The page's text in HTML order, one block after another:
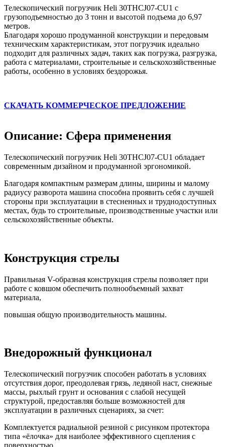
Телескопический погрузчик Heli 30THCJ07-CU1 с
грузоподъемностью до 3 тонн и высотой подъема до 6,97
метров.
Благодаря хорошо продуманной конструкции и передовым
техническим характеристикам, этот погрузчик идеально
подходит для различных задач, таких как погрузка, разгрузка,
работа с материалами, строительные и сельскохозяйственные
работы, особенно в условиях бездорожья.
СКАЧАТЬ КОММЕРЧЕСКОЕ ПРЕДЛОЖЕНИЕ
Описание: Сфера применения
Телескопический погрузчик Heli 30THCJ07-CU1 обладает
современным дизайном и продуманной эргономикой.
Благодаря компактным размерам длины, ширины и малому
радиусу разворота машина способна проявить себя с лучшей
стороны при эксплуатации в стесненных и труднодоступных
местах, будь то строительные, производственные участки или
сельскохозяйственные объекты.
Конструкция стрелы
Правильная V-образная конструкция стрелы позволяет при
работе с ковшом обеспечить полнообъемный захват
материала,
повышая общую производительность машины.
Внедорожный функционал
Телескопический погрузчик способен работать в условиях
отсутствия дорог, преодолевая грязь, ледяной наст, снежные
массы, рыхлый грунт и основания с слабой несущей
структурой, предоставляя больше возможностей для
эксплуатации в различных сценариях, за счет:
Комплектуется радиальной резиной с рисунком протектора
типа «ёлочка» для наиболее эффективного сцепления с